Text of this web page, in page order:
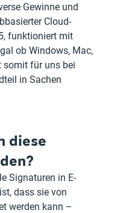
Gewinne und
Cloud-
funktioniert mit
ob Windows, Mac,
somit für uns bei
in Sachen
diese
Signaturen in E-
dass sie von
werden kann –